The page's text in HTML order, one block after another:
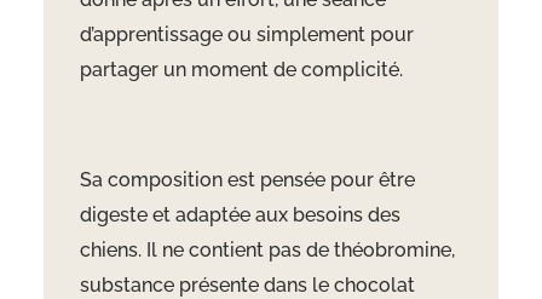
d’apprentissage ou simplement pour
partager un moment de complicité.
Sa composition est pensée pour être
digeste et adaptée aux besoins des
chiens. Il ne contient pas de théobromine,
substance présente dans le chocolat